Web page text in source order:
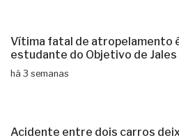
Vítima fatal de atropelamento
estudante do Objetivo de Jales
há 3 semanas
Acidente entre dois carros